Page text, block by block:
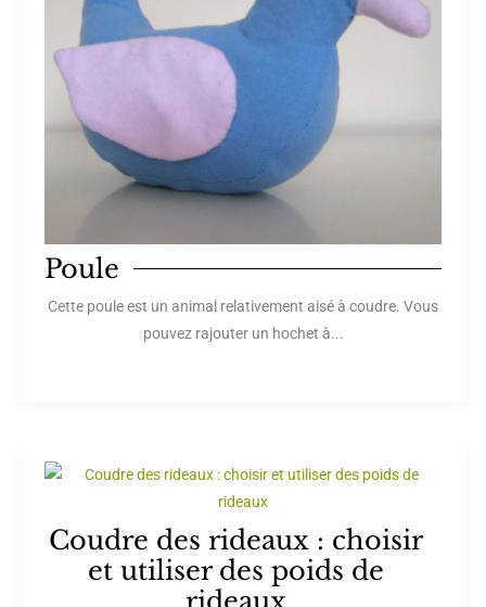
Poule
Cette poule est un animal relativement aisé à coudre. Vous
pouvez rajouter un hochet à...
Coudre des rideaux : choisir
et utiliser des poids de